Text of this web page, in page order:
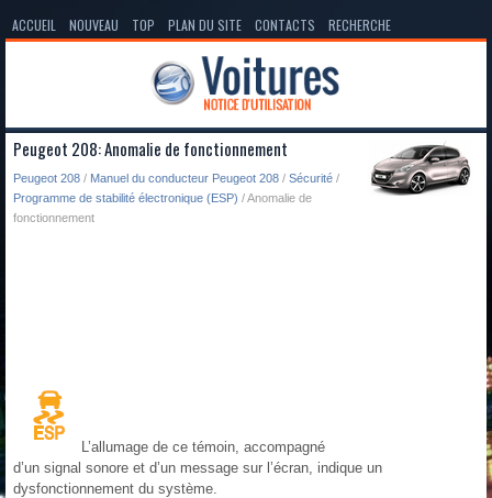
ACCUEIL NOUVEAU TOP PLAN DU SITE CONTACTS RECHERCHE
Peugeot 208: Anomalie de fonctionnement
Peugeot 208 / Manuel du conducteur Peugeot 208 / Sécurité /
Programme de stabilité électronique (ESP) / Anomalie de
fonctionnement
L’allumage de ce témoin, accompagné
d’un signal sonore et d’un message sur l’écran, indique un
dysfonctionnement du système.